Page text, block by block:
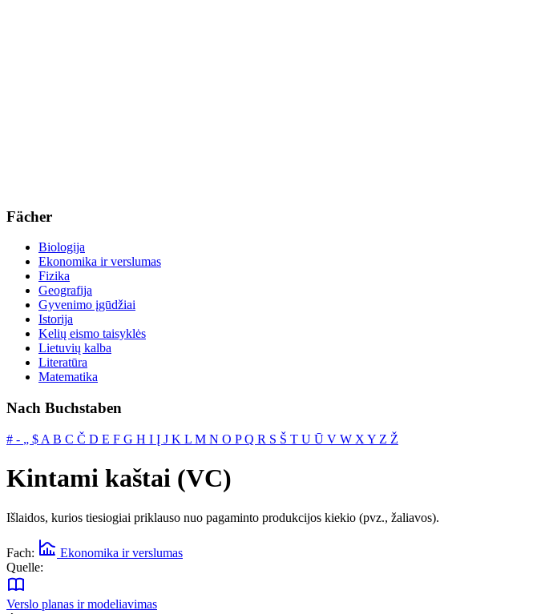
Fächer
Biologija
Ekonomika ir verslumas
Fizika
Geografija
Gyvenimo įgūdžiai
Istorija
Kelių eismo taisyklės
Lietuvių kalba
Literatūra
Matematika
Nach Buchstaben
# ‐ „ $ A B C Č D E F G H I Į J K L M N O PQ R S Š T U Ū V W X Y Z Ž
Kintami kaštai (VC)
Išlaidos, kurios tiesiogiai priklauso nuo pagaminto produkcijos kiekio (pvz., žaliavos).
Fach:
Ekonomika ir verslumas
Quelle:
Verslo planas ir modeliavimas